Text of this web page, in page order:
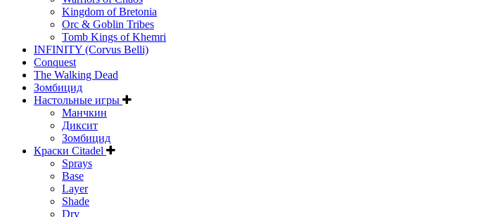
Kingdom of Bretonia
Orc & Goblin Tribes
Tomb Kings of Khemri
INFINITY (Corvus Belli)
Conquest
The Walking Dead
Зомбицид
Настольные игры
Манчкин
Диксит
Зомбицид
Краски Citadel
Sprays
Base
Layer
Shade
Dry